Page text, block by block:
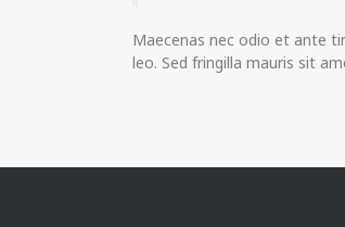
Maecenas nec odio et ante
leo. Sed fringilla mauris sit